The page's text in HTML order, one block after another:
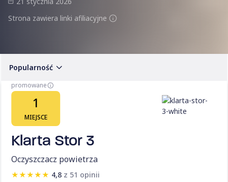
Strona zawiera linki afiliacyjne
Popularność
promowane
1
MIEJSCE
Klarta Stor 3
Oczyszczacz powietrza
★★★★★ 4,8 z 51 opinii